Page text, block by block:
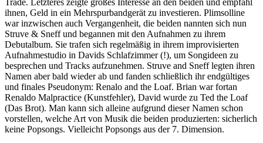
ihnen, Geld in ein Mehrspurbandgerät zu investieren. Plimsolline
war inzwischen auch Vergangenheit, die beiden nannten sich nun
Struve & Sneff und begannen mit den Aufnahmen zu ihrem
Debutalbum. Sie trafen sich regelmäßig in ihrem improvisierten
Aufnahmestudio in Davids Schlafzimmer (!), um Songideen zu
besprechen und Tracks aufzunehmen. Struve and Sneff legten ihren
Namen aber bald wieder ab und fanden schließlich ihr endgültiges
und finales Pseudonym: Renalo and the Loaf. Brian war fortan
Renaldo Malpractice (Kunstfehler), David wurde zu Ted the Loaf
(Das Brot). Man kann sich alleine aufgrund dieser Namen schon
vorstellen, welche Art von Musik die beiden produzierten: sicherlich
keine Popsongs. Vielleicht Popsongs aus der 7. Dimension.